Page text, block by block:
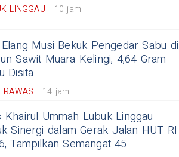
LINGGAU 10 jam
Musi Bekuk Pengedar Sabu di
Sawit Muara Kelingi, 4,64 Gram
Disita
RAWAS 14 jam
Khairul Ummah Lubuk Linggau
Sinergi dalam Gerak Jalan HUT RI
Tampilkan Semangat 45